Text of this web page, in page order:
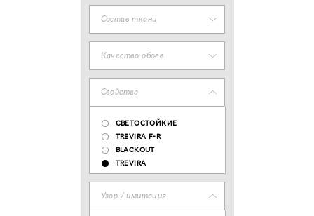
Состав ткани
Качество обоев
Свойства
СВЕТОСТОЙКИЕ
TREVIRA F-R
BLACKOUT
TREVIRA
Узор / имитация